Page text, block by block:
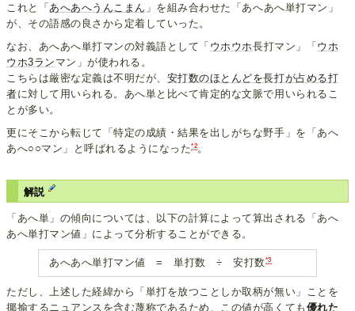
これと「あへあへうんこまん 」を組み合わせた「あへあへ単打マン」
が、その語感の良さから定着していった。
なお、あへあへ単打マンの対義語として「 ウホウホ長打マン」「ウホ
ウホ3ラン マン」が使われる。
こちらは厳密な定義は不明だが、 安打数のほとんどを長打が占める打
者に対して用いられる。あへ単と比べて肯定的な文脈で用いられるこ
とが多い。
更にそこから転じて「特定の成績・結果を出しがちな野手」を「あへ
あへ○○マン」と呼ばれるようになった*2。
解説
「あへ単」の傾向については、以下の計算によって算出される「あへ
あへ単打マン値」によって分析することができる。
あへあへ単打マン値 = 単打数 ÷ 安打数*3
ただし、上述した経緯から「単打を放つことしか取柄が無い」ことを
揶揄するニュアンスを含む蔑称であるため、この値が高くても 優れた